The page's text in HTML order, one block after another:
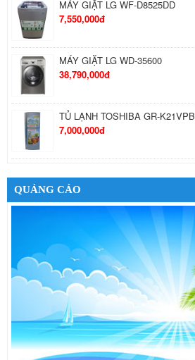
MÁY GIẶT LG WF-D8525DD
7,550,000đ
MÁY GIẶT LG WD-35600
38,790,000đ
TỦ LẠNH TOSHIBA GR-K21VPB
7,000,000đ
5,190,000đ
TỦ LẠNH HITACHI R-T310EG1D
9,405,000đ
QUẢNG CÁO